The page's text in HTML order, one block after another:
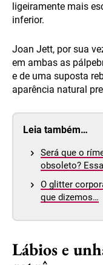
ligeiramente mais
inferior.
Joan Jett, por sua
em ambas as
e de uma suposta
aparência natural
Leia também…
Será que o
obsoleto?
O glitter
que dizemos…
Lábios e